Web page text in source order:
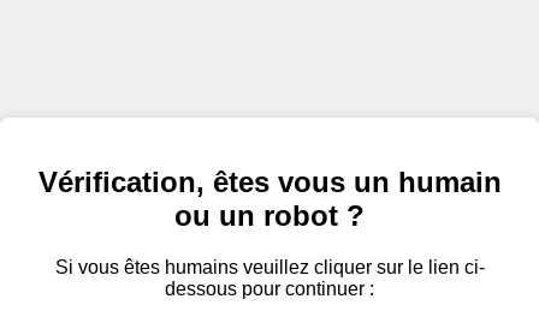
Vérification, êtes vous un humain
ou un robot ?
Si vous êtes humains veuillez cliquer sur le lien ci-
dessous pour continuer :